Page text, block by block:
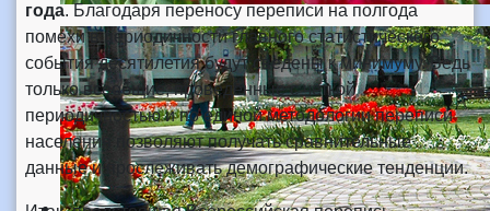
года. Благодаря переносу переписи на полгода
помехи в периодичности главного статистического
события десятилетия будут сведены к минимуму. Ведь
только всеобщие, проведенные с четкой
периодичностью и по единой методологии переписи
населения позволяют получать сравнительные
данные и прослеживать демографические тенденции.